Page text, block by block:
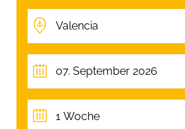
1 Woche